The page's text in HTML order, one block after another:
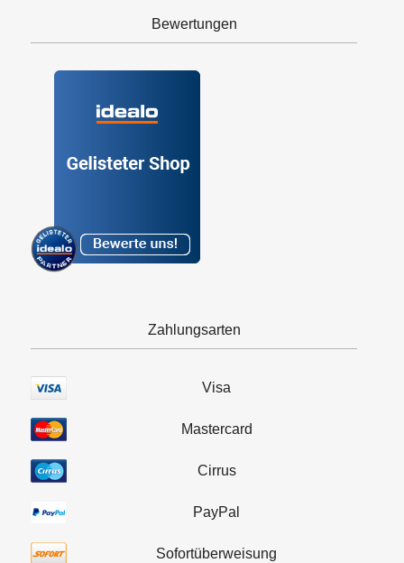
Bewertungen
Zahlungsarten
Visa
Mastercard
Cirrus
PayPal
Sofortüberweisung